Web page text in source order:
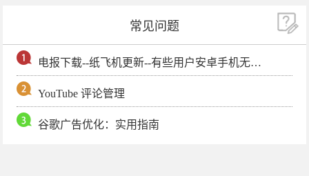
常见问题
电报下载--纸飞机更新--有些用户安卓手机无法更新电报软件
YouTube 评论管理
谷歌广告优化：实用指南